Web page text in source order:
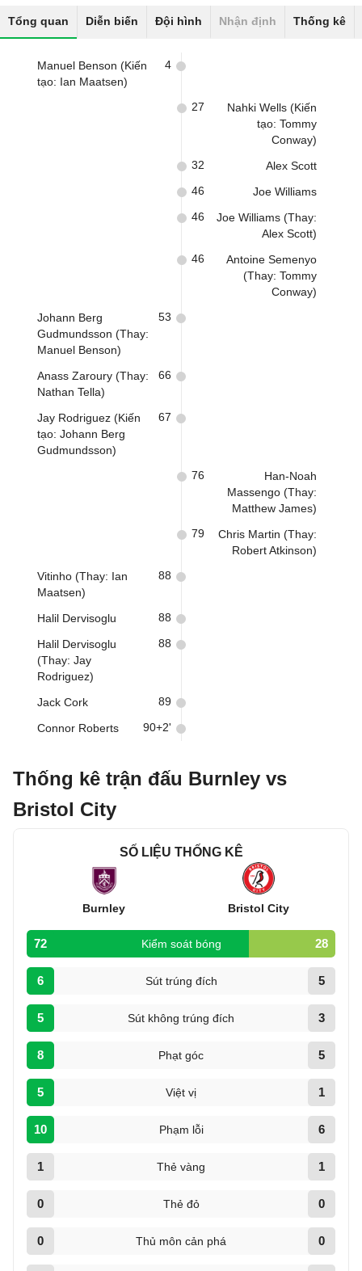
Tổng quan Diễn biến Đội hình Nhận định Thống kê
Manuel Benson (Kiến
tạo: Ian Maatsen)
4
Nahki Wells (Kiến
tạo: Tommy
Conway)
27
Alex Scott
32
Joe Williams
46
Joe Williams (Thay:
Alex Scott)
46
Antoine Semenyo
(Thay: Tommy
Conway)
46
Johann Berg
Gudmundsson (Thay:
Manuel Benson)
53
Anass Zaroury (Thay:
Nathan Tella)
66
Jay Rodriguez (Kiến
tạo: Johann Berg
Gudmundsson)
67
Han-Noah
Massengo (Thay:
Matthew James)
76
Chris Martin (Thay:
Robert Atkinson)
79
Vitinho (Thay: Ian
Maatsen)
88
Halil Dervisoglu 88
Halil Dervisoglu
(Thay: Jay
Rodriguez)
88
Jack Cork 89
Connor Roberts 90+2'
Thống kê trận đấu Burnley vs
Bristol City
SỐ LIỆU THỐNG KÊ
Burnley Bristol City
72 Kiểm soát bóng 28
6 Sút trúng đích 5
5 Sút không trúng đích 3
8 Phạt góc 5
5 Việt vị 1
10 Phạm lỗi 6
1 Thẻ vàng 1
0 Thẻ đỏ 0
0 Thủ môn cản phá 0